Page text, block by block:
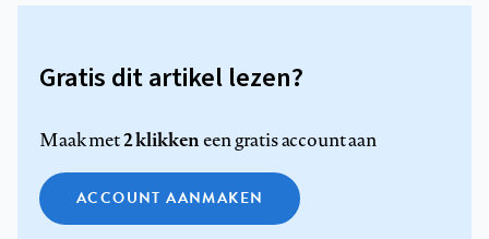
Gratis dit artikel lezen?
Maak met2 klikkeneen gratis account aan
ACCOUNT AANMAKEN